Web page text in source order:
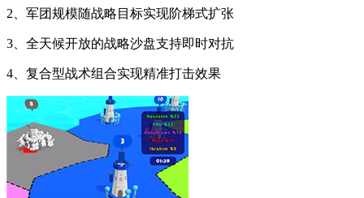
2、军团规模随战略目标实现阶梯式扩张
3、全天候开放的战略沙盘支持即时对抗
4、复合型战术组合实现精准打击效果